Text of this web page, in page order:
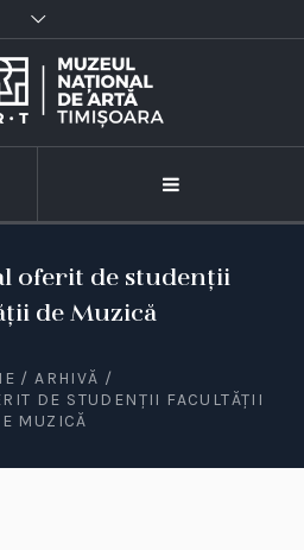
oferit de studenții
de Muzică
/ ARHIVĂ /
DE STUDENȚII FACULTĂȚII
MUZICĂ